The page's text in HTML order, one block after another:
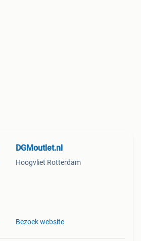
DGMoutlet.nl
Hoogvliet Rotterdam
Bezoek website